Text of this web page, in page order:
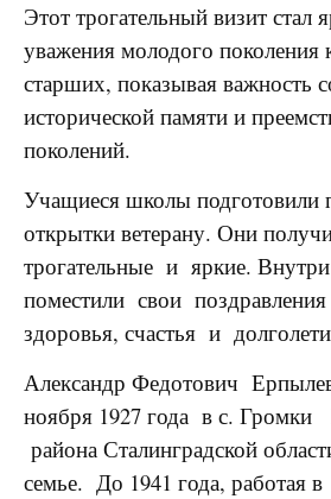
Этот трогательный визит
уважения молодого поколения
старших, показывая важность
исторической памяти и
поколений.
Учащиеся школы подготовили
открытки ветерану. Они
трогательные и яркие.
поместили свои
здоровья, счастья и
Александр Федотович
ноября 1927 года в с. Громки
района Сталинградской
семье. До 1941 года, работая